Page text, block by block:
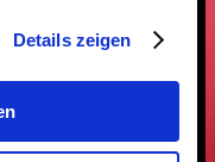
Details zeigen